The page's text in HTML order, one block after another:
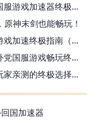
意大利怎么玩开心十三张？海外玩家国服游戏加速器终极指南（附第九大陆血族加速方案）
神末剑也能畅玩！
台湾怎么玩迷你世界？海外玩家国服游戏加速终极指南（附弹弹堂塔瑞斯世界解决方案）
非洲玩篮球在线用什么加速器好？海外党国服游戏畅玩终极指南（附安装使用全攻略）
在海外用什么加速器玩卡拉彼丘？老玩家亲测的终极选择指南
国加速器